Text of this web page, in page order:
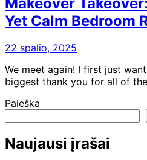
Yet Calm Bedroom
22 spalio, 2025
We meet again! I first just
biggest thank you for all of
Paieška
Naujausi įrašai